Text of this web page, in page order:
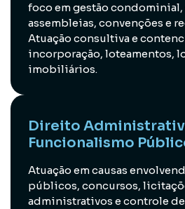
foco em gestão condominial,
assembleias, convenções e
Atuação consultiva e
incorporação, loteamentos,
imobiliários.
Direito
Funcionalismo
Atuação em causas
públicos, concursos,
administrativos e controle